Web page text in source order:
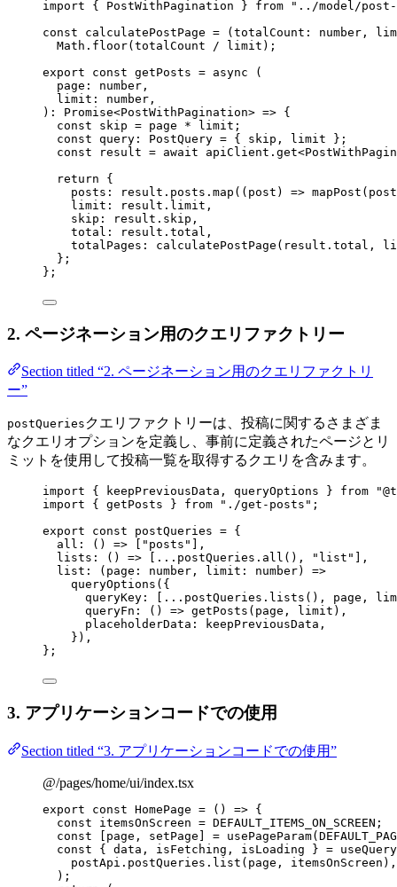
import { PostWithPagination } from " ../model/
const calculatePostPage = ( totalCount : number ,
Math . floor(totalCount /
limit);
export const getPosts = async
(
page : number ,
limit : number ,
) : Promise<PostWithPagination> => {
const skip = page * limit ;
const query : PostQuery = { skip , limit };
const
result = await apiClient . get<
return {
posts:
result . posts . map ( ( post ) => mapPost
limit:
result . limit ,
skip:
result . skip ,
total:
result . total ,
totalPages: calculatePostPage (result . total ,
};
} ;
2. ページネーション用のクエリファクトリー
Section titled “2. ページネーション用のクエリファクトリ
ー”
postQueries クエリファクトリーは、投稿に関するさまざま
なクエリオプションを定義し、事前に定義されたページとリ
ミットを使用して投稿一覧を取得するクエリを含みます。
import { keepPreviousData, queryOptions } from "
import { getPosts } from " ./get-posts " ;
export const postQueries = {
all : () => " posts "
,
lists : () => ... postQueries . all (), " list "
,
list : ( page : number , limit : number)
=>
queryOptions ( {
queryKey:
... postQueries . lists (), page,
queryFn : () => getPosts (page , limit) ,
placeholderData:
keepPreviousData ,
} ) ,
} ;
3. アプリケーションコードでの使用
Section titled “3. アプリケーションコードでの使用”
@/pages/home/ui/index.tsx
export const HomePage = ()
=> {
const itemsOnScreen = DEFAULT_ITEMS_ON_SCREEN ;
const [ page , setPage ] = usePageParam(
const { data , isFetching , isLoading } = useQuery
postApi . postQueries . list (page , itemsOnScreen) ,
) ;